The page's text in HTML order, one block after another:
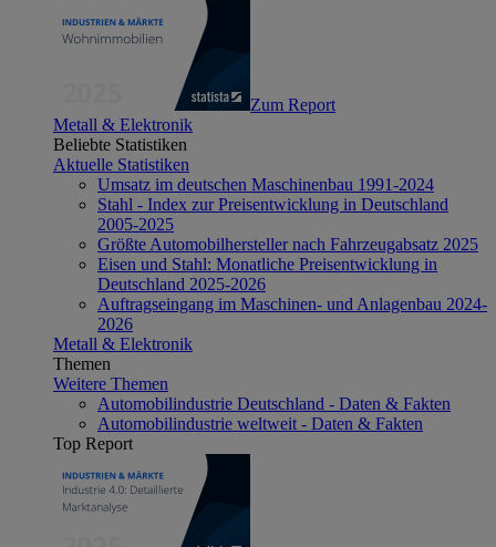
Zum Report
Metall & Elektronik
Beliebte Statistiken
Aktuelle Statistiken
Umsatz im deutschen Maschinenbau 1991-2024
Stahl - Index zur Preisentwicklung in Deutschland
2005-2025
Größte Automobilhersteller nach Fahrzeugabsatz 2025
Eisen und Stahl: Monatliche Preisentwicklung in
Deutschland 2025-2026
Auftragseingang im Maschinen- und Anlagenbau 2024-
2026
Metall & Elektronik
Themen
Weitere Themen
Automobilindustrie Deutschland - Daten & Fakten
Automobilindustrie weltweit - Daten & Fakten
Top Report